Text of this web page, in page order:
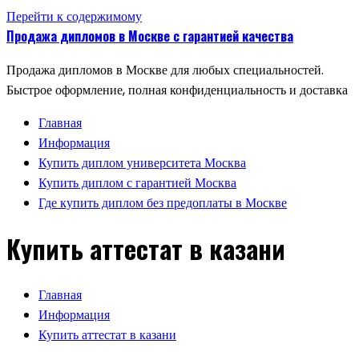
Перейти к содержимому
Продажа дипломов в Москве с гарантией качества
Продажа дипломов в Москве для любых специальностей.
Быстрое оформление, полная конфиденциальность и доставка
Главная
Информация
Купить диплом университета Москва
Купить диплом с гарантией Москва
Где купить диплом без предоплаты в Москве
Купить аттестат в казани
Главная
Информация
Купить аттестат в казани